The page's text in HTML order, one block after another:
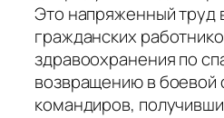
Это напряженный труд
гражданских
здравоохранения по
возвращению в боевой
командиров,